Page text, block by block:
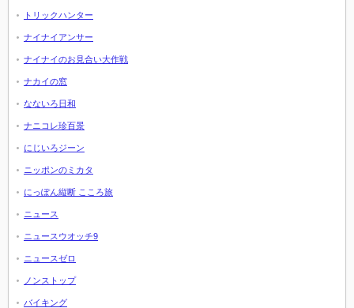
トリックハンター
ナイナイアンサー
ナイナイのお見合い大作戦
ナカイの窓
なないろ日和
ナニコレ珍百景
にじいろジーン
ニッポンのミカタ
にっぽん縦断 こころ旅
ニュース
ニュースウオッチ9
ニュースゼロ
ノンストップ
バイキング